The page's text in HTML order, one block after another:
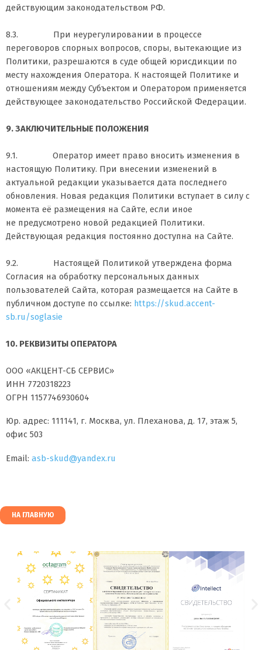
действующим законодательством РФ.
8.3. При неурегулировании в процессе
переговоров спорных вопросов, споры, вытекающие из
Политики, разрешаются в суде общей юрисдикции по
месту нахождения Оператора. К настоящей Политике и
отношениям между Субъектом и Оператором применяется
действующее законодательство Российской Федерации.
9. ЗАКЛЮЧИТЕЛЬНЫЕ ПОЛОЖЕНИЯ
9.1. Оператор имеет право вносить изменения в
настоящую Политику. При внесении изменений в
актуальной редакции указывается дата последнего
обновления. Новая редакция Политики вступает в силу с
момента её размещения на Сайте, если иное
не предусмотрено новой редакцией Политики.
Действующая редакция постоянно доступна на Сайте.
9.2. Настоящей Политикой утверждена форма
Согласия на обработку персональных данных
пользователей Сайта, которая размещается на Сайте в
публичном доступе по ссылке: https://skud.accent-
sb.ru/soglasie
10. РЕКВИЗИТЫ ОПЕРАТОРА
ООО «АКЦЕНТ-СБ СЕРВИС»
ИНН 7720318223
ОГРН 1157746930604
Юр. адрес: 111141, г. Москва, ул. Плеханова, д. 17, этаж 5,
офис 503
Email: asb-skud@yandex.ru
НА ГЛАВНУЮ